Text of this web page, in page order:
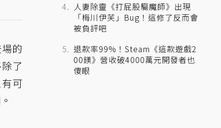
的
了
可
人妻除靈《打屁股驅魔師》出現
「梅川伊芙」Bug！這修了反而會
被負評吧
退款率99%！Steam《這款遊戲2
00鎂》營收破4000萬元開發者也
傻眼